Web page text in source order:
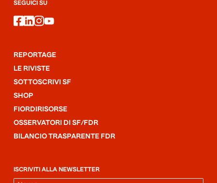
SEGUICI SU
facebook
linkedin
instagram
youtube
REPORTAGE
LE RIVISTE
SOTTOSCRIVI SF
SHOP
FIORDIRISORSE
OSSERVATORI DI SF/FDR
BILANCIO TRASPARENTE FDR
ISCRIVITI ALLA NEWSLETTER